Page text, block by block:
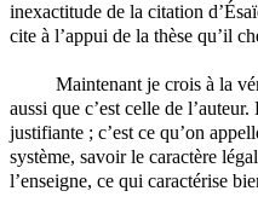
inexactitude de la citation
cite à l’appui de la thèse qu’il
Maintenant je crois à la
aussi que c’est celle de
justifiante ; c’est ce qu’on
système, savoir le caractère
l’enseigne, ce qui caractérise